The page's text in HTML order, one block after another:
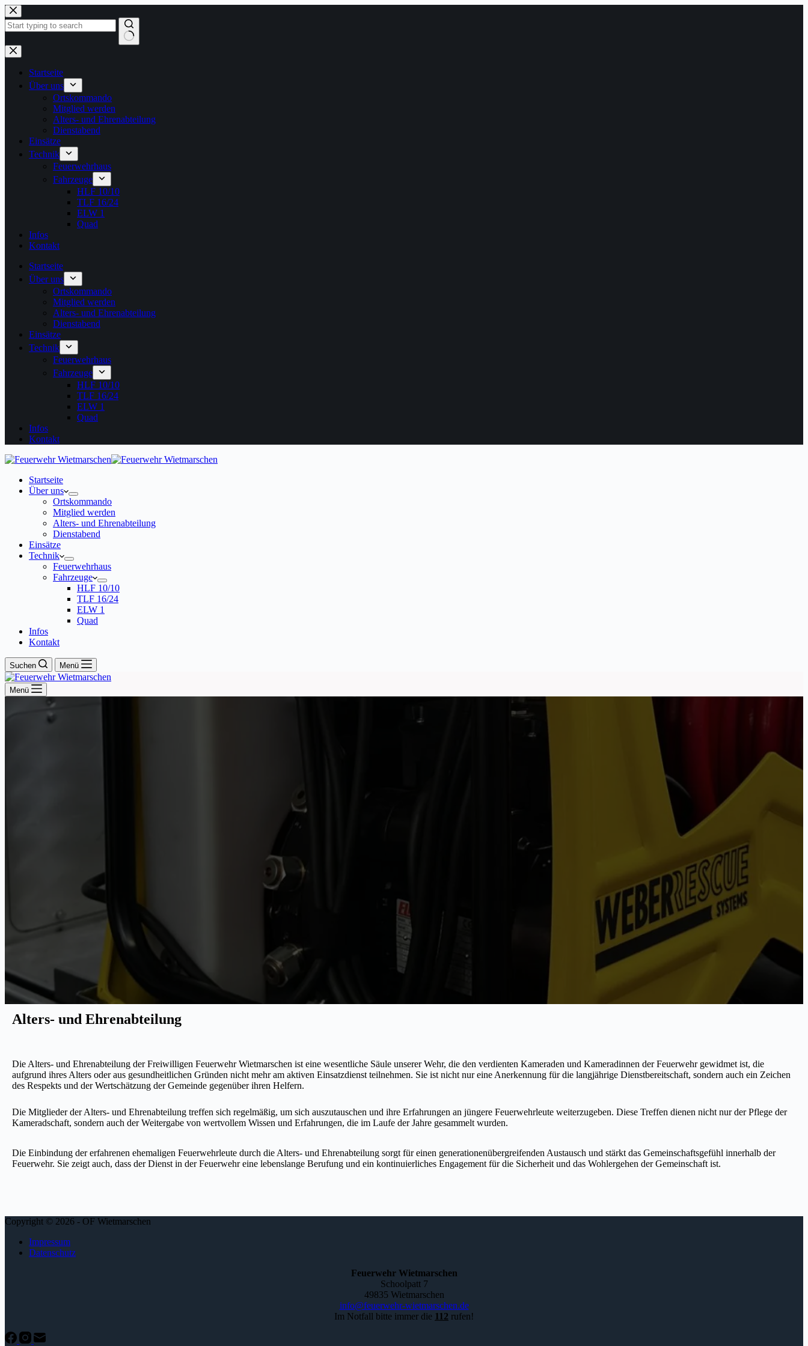
Zum
Inhalt
springen
Keine
Ergebnisse
Startseite
Über uns
Ortskommando
Mitglied werden
Alters- und Ehrenabteilung
Dienstabend
Einsätze
Technik
Feuerwehrhaus
Fahrzeuge
HLF 10/10
TLF 16/24
ELW 1
Quad
Infos
Kontakt
Startseite
Über uns
Ortskommando
Mitglied werden
Alters- und Ehrenabteilung
Dienstabend
Einsätze
Technik
Feuerwehrhaus
Fahrzeuge
HLF 10/10
TLF 16/24
ELW 1
Quad
Infos
Kontakt
Startseite
Über uns
Ortskommando
Mitglied werden
Alters- und Ehrenabteilung
Dienstabend
Einsätze
Technik
Feuerwehrhaus
Fahrzeuge
HLF 10/10
TLF 16/24
ELW 1
Quad
Infos
Kontakt
Suchen Menü
Menü
Alters- und Ehrenabteilung
Die Alters- und Ehrenabteilung der Freiwilligen Feuerwehr Wietmarschen ist eine wesentliche Säule unserer Wehr, die den verdienten Kameraden und Kameradinnen der Feuerwehr gewidmet ist, die
aufgrund ihres Alters oder aus gesundheitlichen Gründen nicht mehr am aktiven Einsatzdienst teilnehmen. Sie ist nicht nur eine Anerkennung für die langjährige Dienstbereitschaft, sondern auch ein Zeichen
des Respekts und der Wertschätzung der Gemeinde gegenüber ihren Helfern.
Die Mitglieder der Alters- und Ehrenabteilung treffen sich regelmäßig, um sich auszutauschen und ihre Erfahrungen an jüngere Feuerwehrleute weiterzugeben. Diese Treffen dienen nicht nur der Pflege der
Kameradschaft, sondern auch der Weitergabe von wertvollem Wissen und Erfahrungen, die im Laufe der Jahre gesammelt wurden.
Die Einbindung der erfahrenen ehemaligen Feuerwehrleute durch die Alters- und Ehrenabteilung sorgt für einen generationenübergreifenden Austausch und stärkt das Gemeinschaftsgefühl innerhalb der
Feuerwehr. Sie zeigt auch, dass der Dienst in der Feuerwehr eine lebenslange Berufung und ein kontinuierliches Engagement für die Sicherheit und das Wohlergehen der Gemeinschaft ist.
Copyright © 2026 - OF Wietmarschen
Impressum
Datenschutz
Feuerwehr Wietmarschen
Schoolpatt 7
49835 Wietmarschen
info@feuerwehr-wietmarschen.de
Im Notfall bitte immer die 112 rufen!